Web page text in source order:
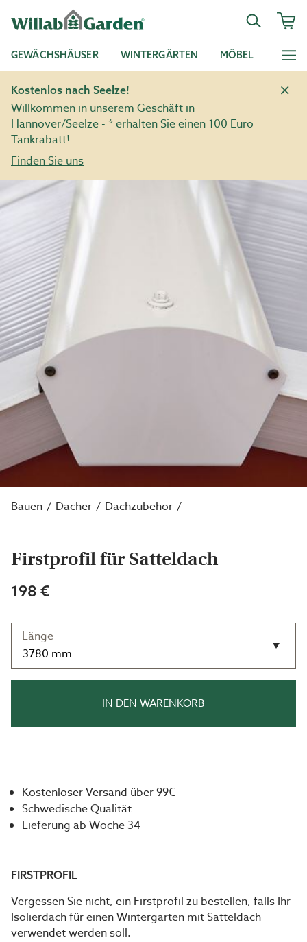
GEWÄCHSHÄUSER WINTERGÄRTEN MÖBEL
Kostenlos nach Seelze!
Willkommen in unserem Geschäft in
Hannover/Seelze - * erhalten Sie einen 100 Euro
Tankrabatt!
Finden Sie uns
Bauen Dächer Dachzubehör
Firstprofil für Satteldach
198 €
Länge
IN DEN WARENKORB
Kostenloser Versand über 99€
Schwedische Qualität
Lieferung ab Woche 34
FIRSTPROFIL
Vergessen Sie nicht, ein Firstprofil zu bestellen, falls Ihr
Isolierdach für einen Wintergarten mit Satteldach
verwendet werden soll.